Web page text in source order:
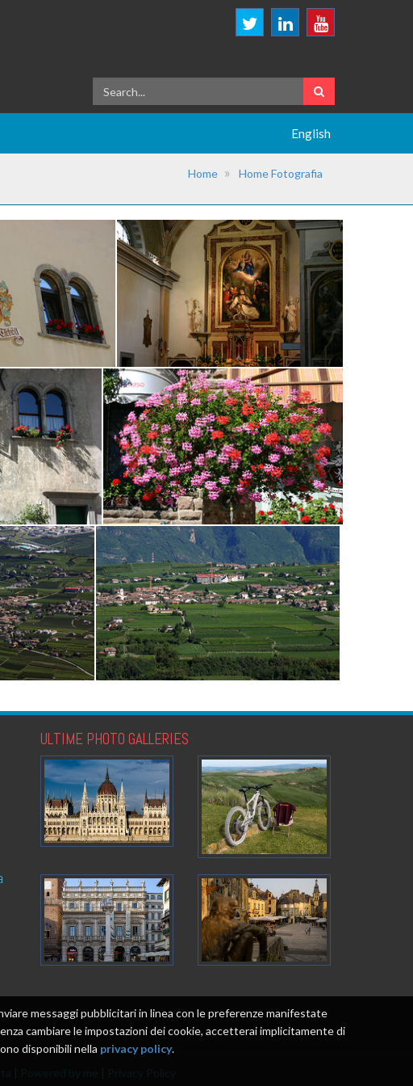
English
Home Home Fotografia
ULTIME PHOTO GALLERIES
messaggi pubblicitari in linea con le preferenze manifestate
cambiare le impostazioni dei cookie, accetterai implicitamente di
disponibili nella privacy policy.